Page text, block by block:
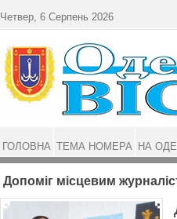
Допоміг місцевим
Четвер, 6 Серпень 2026
ГОЛОВНА ТЕМА НОМЕРА НА